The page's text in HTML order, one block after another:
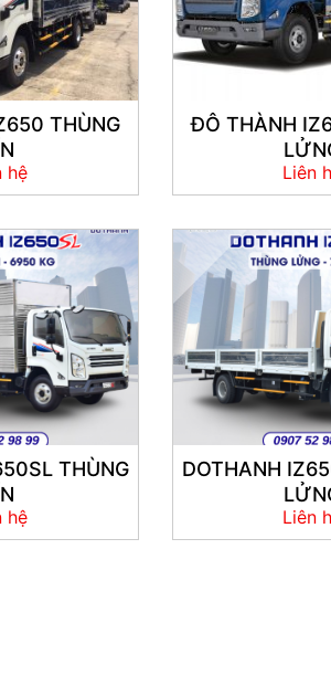
THÙNG
hệ
ĐÔ THÀNH
Liên
THÙNG
hệ
DOTHANH
Liên